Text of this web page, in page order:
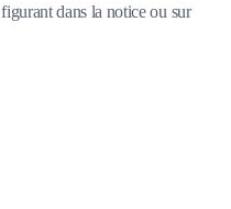
dans la notice ou sur